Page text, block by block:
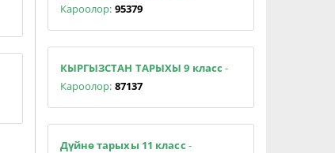
Кароолор: 95379
КЫРГЫЗСТАН ТАРЫХЫ 9 класс -
Кароолор: 87137
Дүйнө тарыхы 11 класс -